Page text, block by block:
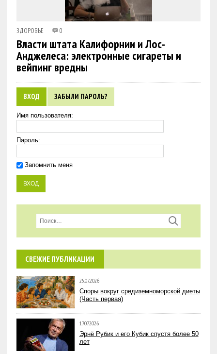
ЗДОРОВЬЕ 0
Власти штата Калифорнии и Лос-
Анджелеса: электронные сигареты и
вейпинг вредны
ВХОД ЗАБЫЛИ ПАРОЛЬ?
Имя пользователя:
Пароль:
Запомнить меня
СВЕЖИЕ ПУБЛИКАЦИИ
25.07.2026
Споры вокруг средиземноморской диеты
(Часть первая)
17.07.2026
Эрнё Рубик и его Кубик спустя более 50
лет